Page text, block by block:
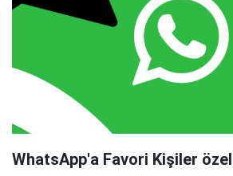
WhatsApp'a Favori Kişiler